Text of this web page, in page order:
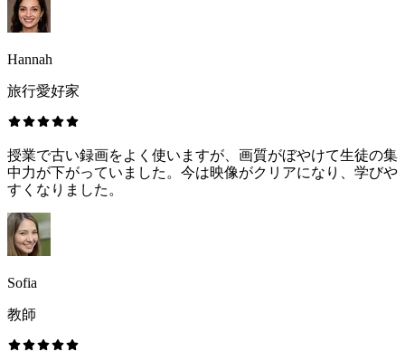
Hannah
旅行愛好家
授業で古い録画をよく使いますが、画質がぼやけて生徒の集
中力が下がっていました。今は映像がクリアになり、学びや
すくなりました。
Sofia
教師